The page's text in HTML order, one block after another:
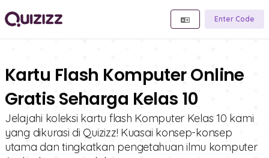
Enter Code
Kartu Flash Komputer Online
Gratis Seharga Kelas 10
Jelajahi koleksi kartu flash Komputer Kelas 10 kami
yang dikurasi di Quizizz! Kuasai konsep-konsep
utama dan tingkatkan pengetahuan ilmu komputer